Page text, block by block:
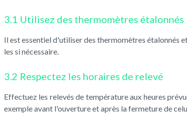
3.1 Utilisez des thermomètres étalonnés
Il est essentiel d'utiliser des thermomètres
les si nécessaire.
3.2 Respectez les horaires de relevé
Effectuez les relevés de température aux heures
exemple avant l'ouverture et après la fermeture de